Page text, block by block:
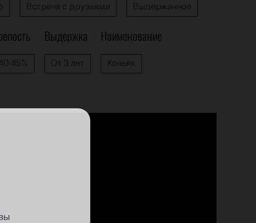
Встреча с друзьями Выдержанное
45%
Выдержка
От 3 лет
Наименование
Коньяк